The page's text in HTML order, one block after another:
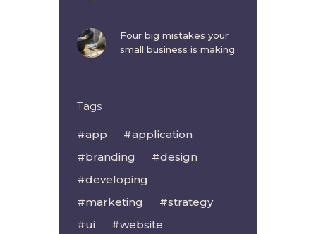
Four big mistakes your
small business is making
Tags
app
application
branding
design
developing
marketing
strategy
ui
website